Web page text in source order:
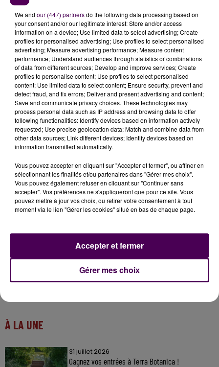
rétabli 200 dans la soirée
pompiers, eux, avaient réalisé115 interventions sur 34
communes, pour des locaux inondés, des chutes
d’arbres sur la voie publique etune coulée de boue à
Champsecret. Une entreprise à Gouffern-en-Auge a
aussi été touchée par les inondations : conséquence,
un salarié va être placé en chômage technique pour
quelques jours. Les axes routiers ont été plutôt
épargnés, seulela D26 au Cercueil a été
partiellement inondéeselon la préfecture. Aucun
impact sur le réseau autoroutier.
... A LIRE AUSSI :
Dans l'Eure, un orage diluvien
#AlerteMeteohttps://t.co/3F8ivrs1oJ
À LA UNE
31 juillet 2026
Gagnez vos entrées à Terra Botanica !
We and our (447) partnersdo the following data processing based on
your consent and/or our legitimate interest: Store and/or access
information on a device; Use limited data to select advertising; Create
profiles for personalised advertising; Use profiles to select personalised
advertising; Measure advertising performance; Measure content
performance; Understand audiences through statistics or combinations
of data from different sources; Develop and improve services; Create
profiles to personalise content; Use profiles to select personalised
content; Use limited data to select content; Ensure security, prevent and
detect fraud, and fix errors; Deliver and present advertising and content;
Save and communicate privacy choices. These technologies may
process personal data such as IP address and browsing data to offer
following functionalities: Identify devices based on information actively
requested; Use precise geolocation data; Match and combine data from
other data sources; Link different devices; Identify devices based on
information transmitted automatically.
Vous pouvez accepter en cliquant sur "Accepter et fermer", ou affiner en
sélectionnant les finalités et/ou partenaires dans "Gérer mes choix".
Vous pouvez également refuser en cliquant sur "Continuer sans
accepter". Vos préférences ne s'appliqueront que pour ce site. Vous
pouvez mettre à jour vos choix, ou retirer votre consentement à tout
moment via le lien "Gérer les cookies" situé en bas de chaque page.
Gérer mes choix
Accepter et fermer